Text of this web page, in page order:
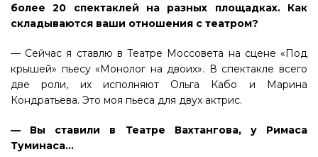
более 20 спектаклей на разных площадках. Как
складываются ваши отношения с театром?
— Сейчас я ставлю в Театре Моссовета на сцене «Под
крышей» пьесу «Монолог на двоих». В спектакле всего
две роли, их исполняют Ольга Кабо и Марина
Кондратьева. Это моя пьеса для двух актрис.
— Вы ставили в Театре Вахтангова, у Римаса
Туминаса…